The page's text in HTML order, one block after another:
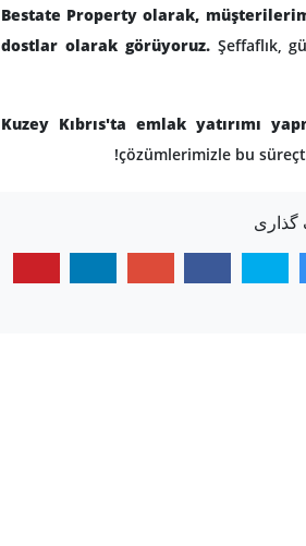
Bestate Property olarak,
dostlar olarak görüyoruz.Şeffaflık,
Kuzey Kıbrıs'ta emlak yatırımı
çözümlerimizle bu
گذاری